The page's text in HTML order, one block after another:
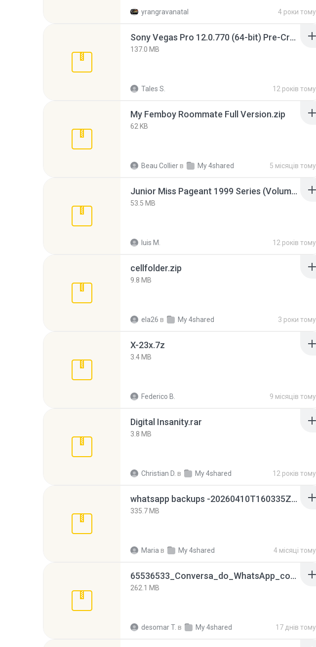
yrangravanatal 4 роки тому
Sony Vegas Pro 12.0.770 (64-bit) Pre-Cracked.zip
137.0 MB
Tales S. 12 років тому
My Femboy Roommate Full Version.zip
62 KB
Beau Collier в My 4shared 5 місяців тому
Junior Miss Pageant 1999 Series (Volume I Part I NC 6).7z
53.5 MB
luis M. 12 років тому
cellfolder.zip
9.8 MB
ela26 в My 4shared 3 роки тому
X-23x.7z
3.4 MB
Federico B. 9 місяців тому
Digital Insanity.rar
3.8 MB
Christian D. в My 4shared 12 років тому
whatsapp backups -20260410T160335Z-3-001.zip
335.7 MB
Maria в My 4shared 4 місяці тому
65536533_Conversa_do_WhatsApp_com_Meu_Esposo.zip
262.1 MB
desomar T. в My 4shared 17 днів тому